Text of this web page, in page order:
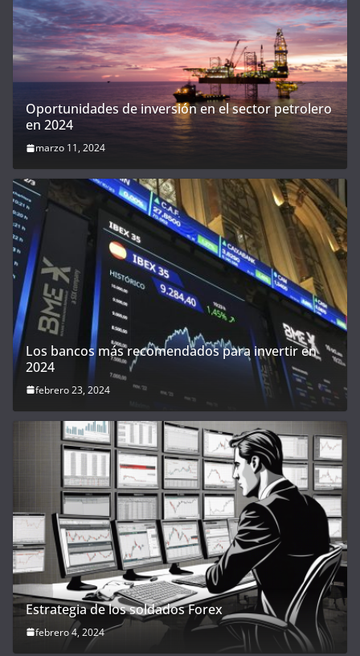
Oportunidades de inversión en el sector petrolero
en 2024
marzo 11, 2024
Los bancos más recomendados para invertir en
2024
febrero 23, 2024
Estrategia de los soldados Forex
febrero 4, 2024